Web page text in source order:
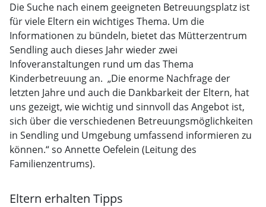
Die Suche nach einem geeigneten Betreuungsplatz ist
für viele Eltern ein wichtiges Thema. Um die
Informationen zu bündeln, bietet das Mütterzentrum
Sendling auch dieses Jahr wieder zwei
Infoveranstaltungen rund um das Thema
Kinderbetreuung an. „Die enorme Nachfrage der
letzten Jahre und auch die Dankbarkeit der Eltern, hat
uns gezeigt, wie wichtig und sinnvoll das Angebot ist,
sich über die verschiedenen Betreuungsmöglichkeiten
in Sendling und Umgebung umfassend informieren zu
können.“ so Annette Oefelein (Leitung des
Familienzentrums).
Eltern erhalten Tipps